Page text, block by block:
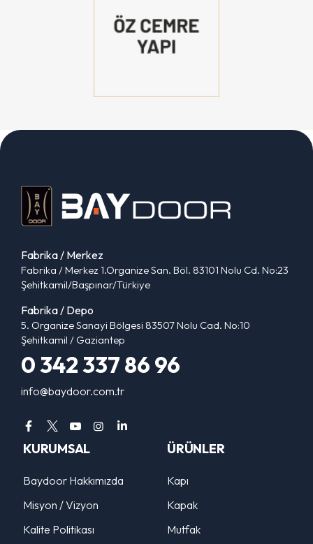
Fabrika / Merkez
Fabrika / Merkez 1.Organize San. Böl. 83101 Nolu Cd. No:23
Şehitkamil/Başpınar/Türkiye
Fabrika / Depo
5. Organize Sanayi Bölgesi 83507 Nolu Cad. No:10
Şehitkamil / Gaziantep
0 342 337 86 96
info@baydoor.com.tr
KURUMSAL
Baydoor Hakkımızda
Misyon / Vizyon
Kalite Politikası
ÜRÜNLER
Kapı
Kapak
Mutfak